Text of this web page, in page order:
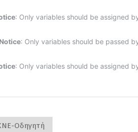
Οδηγητή